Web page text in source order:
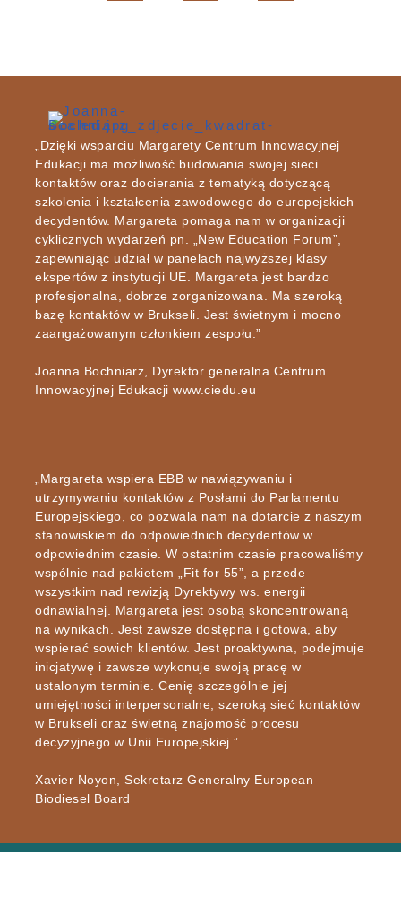
„Dzięki wsparciu Margarety Centrum Innowacyjnej
Edukacji ma możliwość budowania swojej sieci
kontaktów oraz docierania z tematyką dotyczącą
szkolenia i kształcenia zawodowego do europejskich
decydentów. Margareta pomaga nam w organizacji
cyklicznych wydarzeń pn. „New Education Forum”,
zapewniając udział w panelach najwyższej klasy
ekspertów z instytucji UE. Margareta jest bardzo
profesjonalna, dobrze zorganizowana. Ma szeroką
bazę kontaktów w Brukseli. Jest świetnym i mocno
zaangażowanym członkiem zespołu.”
Joanna Bochniarz, Dyrektor generalna Centrum
Innowacyjnej Edukacji www.ciedu.eu
„Margareta wspiera EBB w nawiązywaniu i
utrzymywaniu kontaktów z Posłami do Parlamentu
Europejskiego, co pozwala nam na dotarcie z naszym
stanowiskiem do odpowiednich decydentów w
odpowiednim czasie. W ostatnim czasie pracowaliśmy
wspólnie nad pakietem „Fit for 55”, a przede
wszystkim nad rewizją Dyrektywy ws. energii
odnawialnej. Margareta jest osobą skoncentrowaną
na wynikach. Jest zawsze dostępna i gotowa, aby
wspierać sowich klientów. Jest proaktywna, podejmuje
inicjatywę i zawsze wykonuje swoją pracę w
ustalonym terminie. Cenię szczególnie jej
umiejętności interpersonalne, szeroką sieć kontaktów
w Brukseli oraz świetną znajomość procesu
decyzyjnego w Unii Europejskiej.”
Xavier Noyon, Sekretarz Generalny European
Biodiesel Board